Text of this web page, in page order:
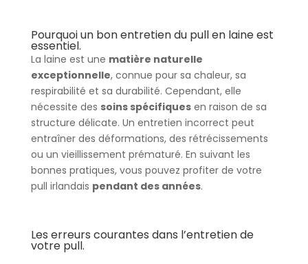
Pourquoi un bon entretien du pull en laine est
essentiel.
La laine est une matière naturelle
exceptionnelle, connue pour sa chaleur, sa
respirabilité et sa durabilité. Cependant, elle
nécessite des soins spécifiquesen raison de sa
structure délicate. Un entretien incorrect peut
entraîner des déformations, des rétrécissements
ou un vieillissement prématuré. En suivant les
bonnes pratiques, vous pouvez profiter de votre
pull irlandais pendant des années.
Les erreurs courantes dans l’entretien de
votre pull.